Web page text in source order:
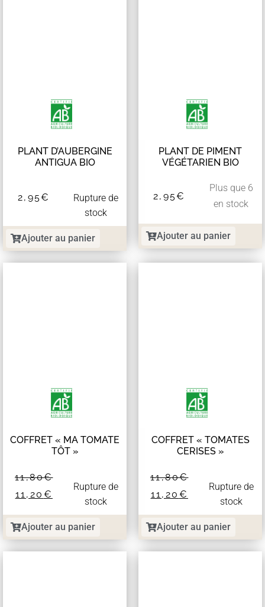
PLANT D’AUBERGINE
ANTIGUA BIO
2,95€
Rupture de
stock
Ajouter au panier
PLANT DE PIMENT
VÉGÉTARIEN BIO
2,95€
Plus que 6
en stock
Ajouter au panier
COFFRET « MA TOMATE
TÔT »
11,80€
11,20 €
Rupture de
stock
Ajouter au panier
COFFRET « TOMATES
CERISES »
11,80€
11,20 €
Rupture de
stock
Ajouter au panier